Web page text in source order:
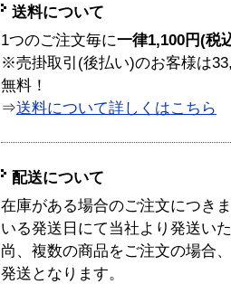
送料について
1つのご注文毎に一律1,100円(税
※売掛取引(後払い)のお客様は
無料！
⇒送料について詳しくはこちら
配送について
在庫がある場合のご注文につき
いる発送日にて当社より発送い
尚、複数の商品をご注文の場合
発送となります。